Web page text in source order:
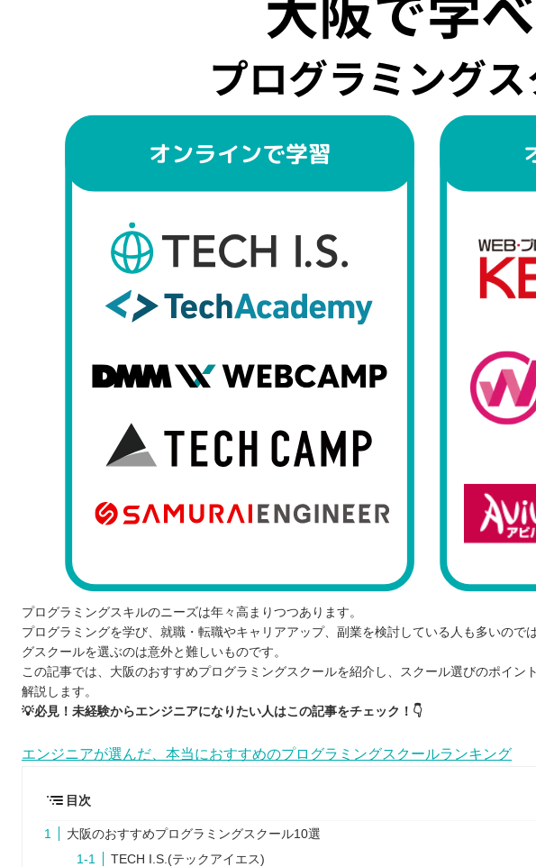
プログラミングスキルのニーズは年々高まりつつあります。
プログラミングを学び、就職・転職やキャリアアップ、副業を検討している人も多いの
グスクールを選ぶのは意外と難しいものです。
この記事では、大阪のおすすめプログラミングスクールを紹介し、スクール選びのポイ
解説します。
💡必見！未経験からエンジニアになりたい人はこの記事をチェック！👇
エンジニアが選んだ、本当におすすめのプログラミングスクールランキング
目次
大阪のおすすめプログラミングスクール10選
TECH I.S.(テックアイエス)